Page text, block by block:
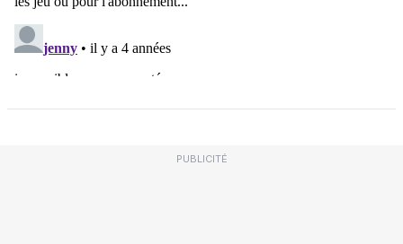
PUBLICITÉ